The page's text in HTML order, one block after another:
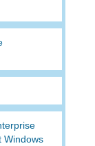
Windows